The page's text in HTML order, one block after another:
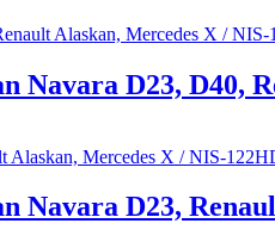
Navara D23, D40,
Navara D23,